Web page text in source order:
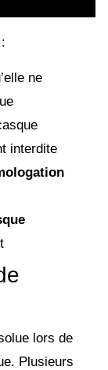
ne
interdite
lors de
Plusieurs